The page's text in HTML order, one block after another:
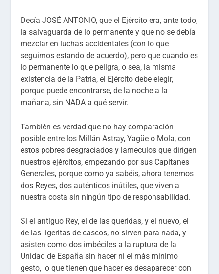
Decía JOSÉ ANTONIO, que el Ejército era, ante todo,
la salvaguarda de lo permanente y que no se debía
mezclar en luchas accidentales (con lo que
seguimos estando de acuerdo), pero que cuando es
lo permanente lo que peligra, o sea, la misma
existencia de la Patria, el Ejército debe elegir,
porque puede encontrarse, de la noche a la
mañana, sin NADA a qué servir.
También es verdad que no hay comparación
posible entre los Millán Astray, Yagüe o Mola, con
estos pobres desgraciados y lameculos que dirigen
nuestros ejércitos, empezando por sus Capitanes
Generales, porque como ya sabéis, ahora tenemos
dos Reyes, dos auténticos inútiles, que viven a
nuestra costa sin ningún tipo de responsabilidad.
Si el antiguo Rey, el de las queridas, y el nuevo, el
de las ligeritas de cascos, no sirven para nada, y
asisten como dos imbéciles a la ruptura de la
Unidad de España sin hacer ni el más mínimo
gesto, lo que tienen que hacer es desaparecer con